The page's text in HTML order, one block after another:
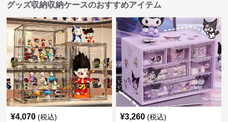
グッズ収納収納ケースのおすすめアイテム
¥4,070 (税込) ¥3,260 (税込)